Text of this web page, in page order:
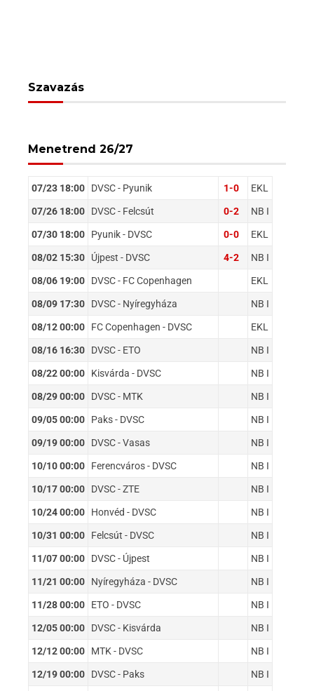
Szavazás
Menetrend 26/27
07/23 18:00 DVSC - Pyunik 1-0 EKL
07/26 18:00 DVSC - Felcsút 0-2 NB I
07/30 18:00 Pyunik - DVSC 0-0 EKL
08/02 15:30 Újpest - DVSC 4-2 NB I
08/06 19:00 DVSC - FC Copenhagen EKL
08/09 17:30 DVSC - Nyíregyháza NB I
08/12 00:00 FC Copenhagen - DVSC EKL
08/16 16:30 DVSC - ETO NB I
08/22 00:00 Kisvárda - DVSC NB I
08/29 00:00 DVSC - MTK NB I
09/05 00:00 Paks - DVSC NB I
09/19 00:00 DVSC - Vasas NB I
10/10 00:00 Ferencváros - DVSC NB I
10/17 00:00 DVSC - ZTE NB I
10/24 00:00 Honvéd - DVSC NB I
10/31 00:00 Felcsút - DVSC NB I
11/07 00:00 DVSC - Újpest NB I
11/21 00:00 Nyíregyháza - DVSC NB I
11/28 00:00 ETO - DVSC NB I
12/05 00:00 DVSC - Kisvárda NB I
12/12 00:00 MTK - DVSC NB I
12/19 00:00 DVSC - Paks NB I